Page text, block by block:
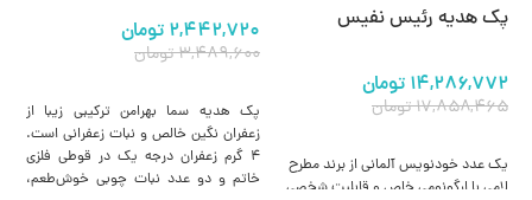
پک هدیه رئیس نفیس
۱۷,۸۵۸,۴۶۵تومان
۱۴,۲۸۶,۷۷۲ تومان
یک عدد خودنویس آلمانی از برند مطرح
لامی با ارگونومی خاص و قابلیت شخصی
۳,۴۸۹,۶۰۰تومان
۲,۴۴۲,۷۲۰ تومان
پک هدیه سما بهرامن ترکیبی زیبا از
زعفران نگین خالص و نبات زعفرانی است.
۴ گرم زعفران درجه یک در قوطی فلزی
خاتم و دو عدد نبات چوبی خوش‌طعم،